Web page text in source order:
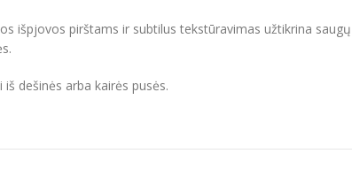
išpjovos pirštams ir subtilus tekstūravimas užtikrina
dešinės arba kairės pusės.